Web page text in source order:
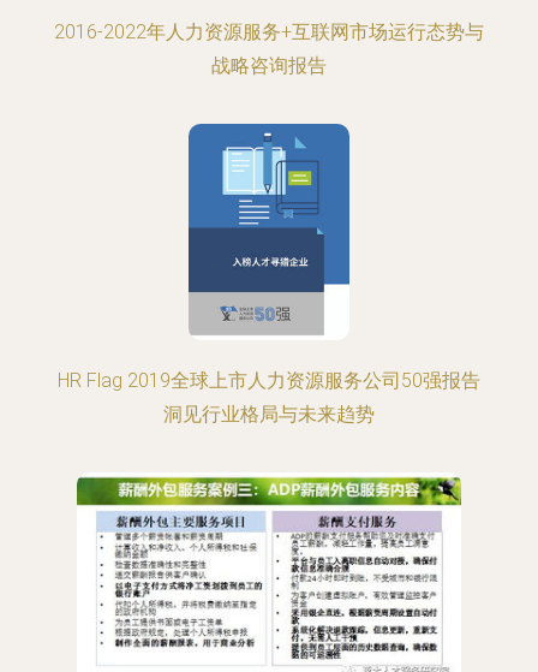
2016-2022年人力资源服务+互联网市场运行态势与
战略咨询报告
HR Flag 2019全球上市人力资源服务公司50强报告
洞见行业格局与未来趋势